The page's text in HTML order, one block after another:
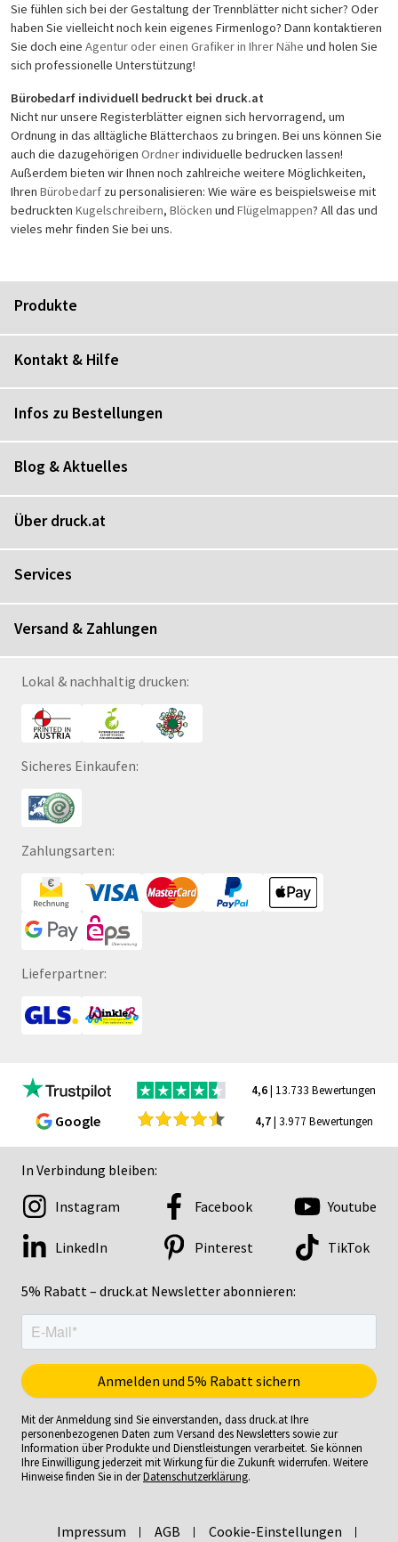
Sie fühlen sich bei der Gestaltung der Trennblätter nicht sicher? Oder
haben Sie vielleicht noch kein eigenes Firmenlogo? Dann kontaktieren
Sie doch eine Agentur oder einen Grafiker in Ihrer Nähe und holen Sie
sich professionelle Unterstützung!
Bürobedarf individuell bedruckt bei druck.at
Nicht nur unsere Registerblätter eignen sich hervorragend, um
Ordnung in das alltägliche Blätterchaos zu bringen. Bei uns können Sie
auch die dazugehörigen Ordnerindividuelle bedrucken lassen!
Außerdem bieten wir Ihnen noch zahlreiche weitere Möglichkeiten,
Ihren Bürobedarf zu personalisieren: Wie wäre es beispielsweise mit
bedruckten Kugelschreibern, Blöcken und Flügelmappen? All das und
vieles mehr finden Sie bei uns.
Produkte
Kontakt & Hilfe
Infos zu Bestellungen
Blog & Aktuelles
Über druck.at
Services
Versand & Zahlungen
Lokal & nachhaltig drucken:
Sicheres Einkaufen:
Zahlungsarten:
Lieferpartner:
4,6| 13.733 Bewertungen
Google 4,7| 3.977 Bewertungen
In Verbindung bleiben:
5% Rabatt – druck.at Newsletter abonnieren:
Instagram Facebook Youtube
LinkedIn Pinterest TikTok
Mit der Anmeldung sind Sie einverstanden, dass druck.at Ihre
personenbezogenen Daten zum Versand des Newsletters sowie zur
Information über Produkte und Dienstleistungen verarbeitet. Sie können
Ihre Einwilligung jederzeit mit Wirkung für die Zukunft widerrufen. Weitere
Hinweise finden Sie in derDatenschutzerklärung.
Impressum AGB Cookie-Einstellungen